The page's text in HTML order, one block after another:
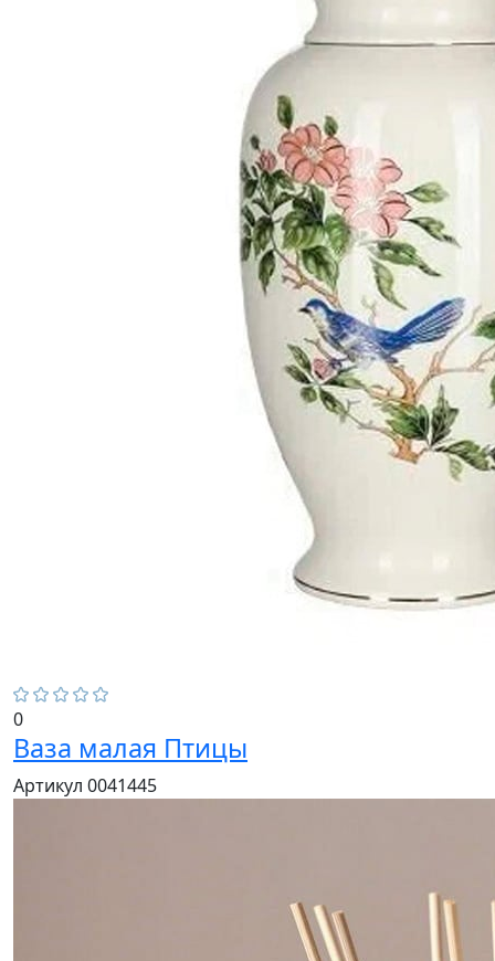
0
Ваза малая Птицы
Артикул 0041445